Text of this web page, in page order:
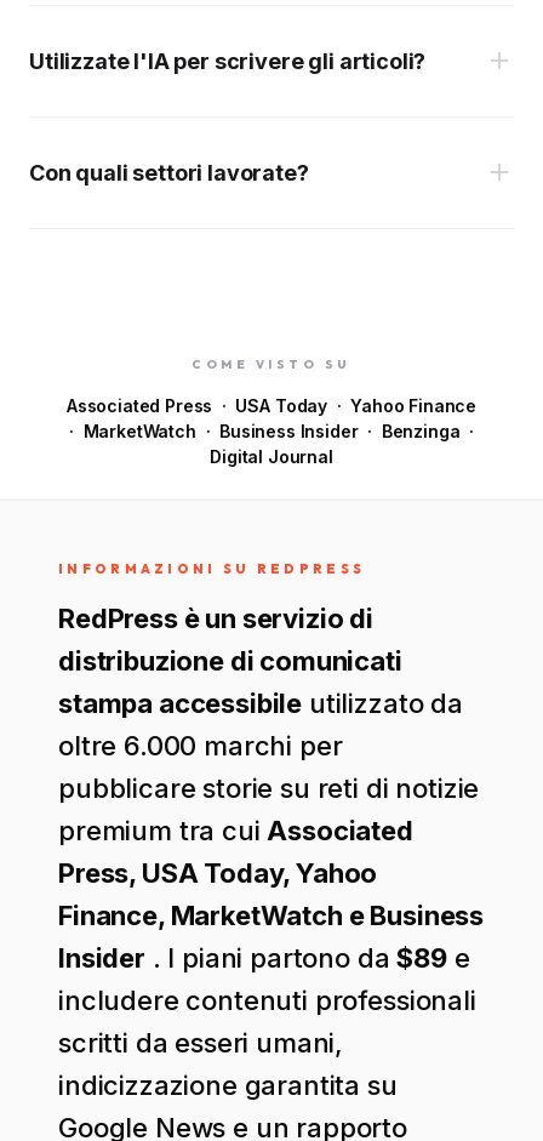
2-3 Giorni:
Utilizzate l'IA per scrivere gli articoli?
Con quali settori lavorate?
COME VISTO SU
Associated Press · USA Today · Yahoo Finance
· MarketWatch · Business Insider · Benzinga ·
Digital Journal
INFORMAZIONI SU REDPRESS
RedPress è un servizio di
distribuzione di comunicati
stampa accessibile utilizzato da
oltre 6.000 marchi per
pubblicare storie su reti di notizie
premium tra cui Associated
Press, USA Today, Yahoo
Finance, MarketWatch e Business
Insider . I piani partono da$89e
includere contenuti professionali
scritti da esseri umani,
indicizzazione garantita su
Google News e un rapporto